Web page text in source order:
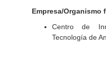
Empresa/Organismo
Centro de
Tecnología de